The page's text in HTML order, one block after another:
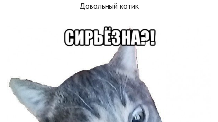
Довольный котик